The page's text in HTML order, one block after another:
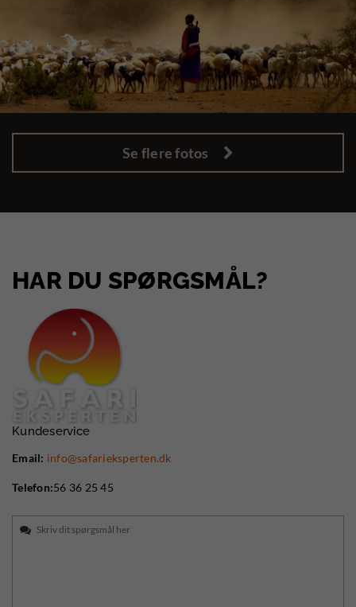
Se flere fotos
HAR DU SPØRGSMÅL?
Kundeservice
Email: info@safarieksperten.dk
Telefon:56 36 25 45